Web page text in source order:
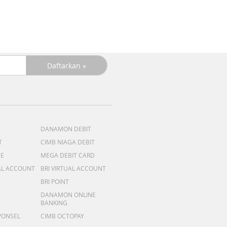
DANAMON DEBIT
CIMB NIAGA DEBIT
MEGA DEBIT CARD
ACCOUNT
BRI VIRTUAL ACCOUNT
BRI POINT
DANAMON ONLINE
BANKING
CIMB OCTOPAY